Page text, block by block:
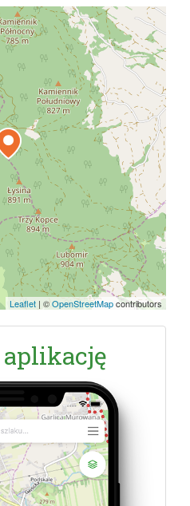
Leaflet | ©OpenStreetMapcontributors
aplikację